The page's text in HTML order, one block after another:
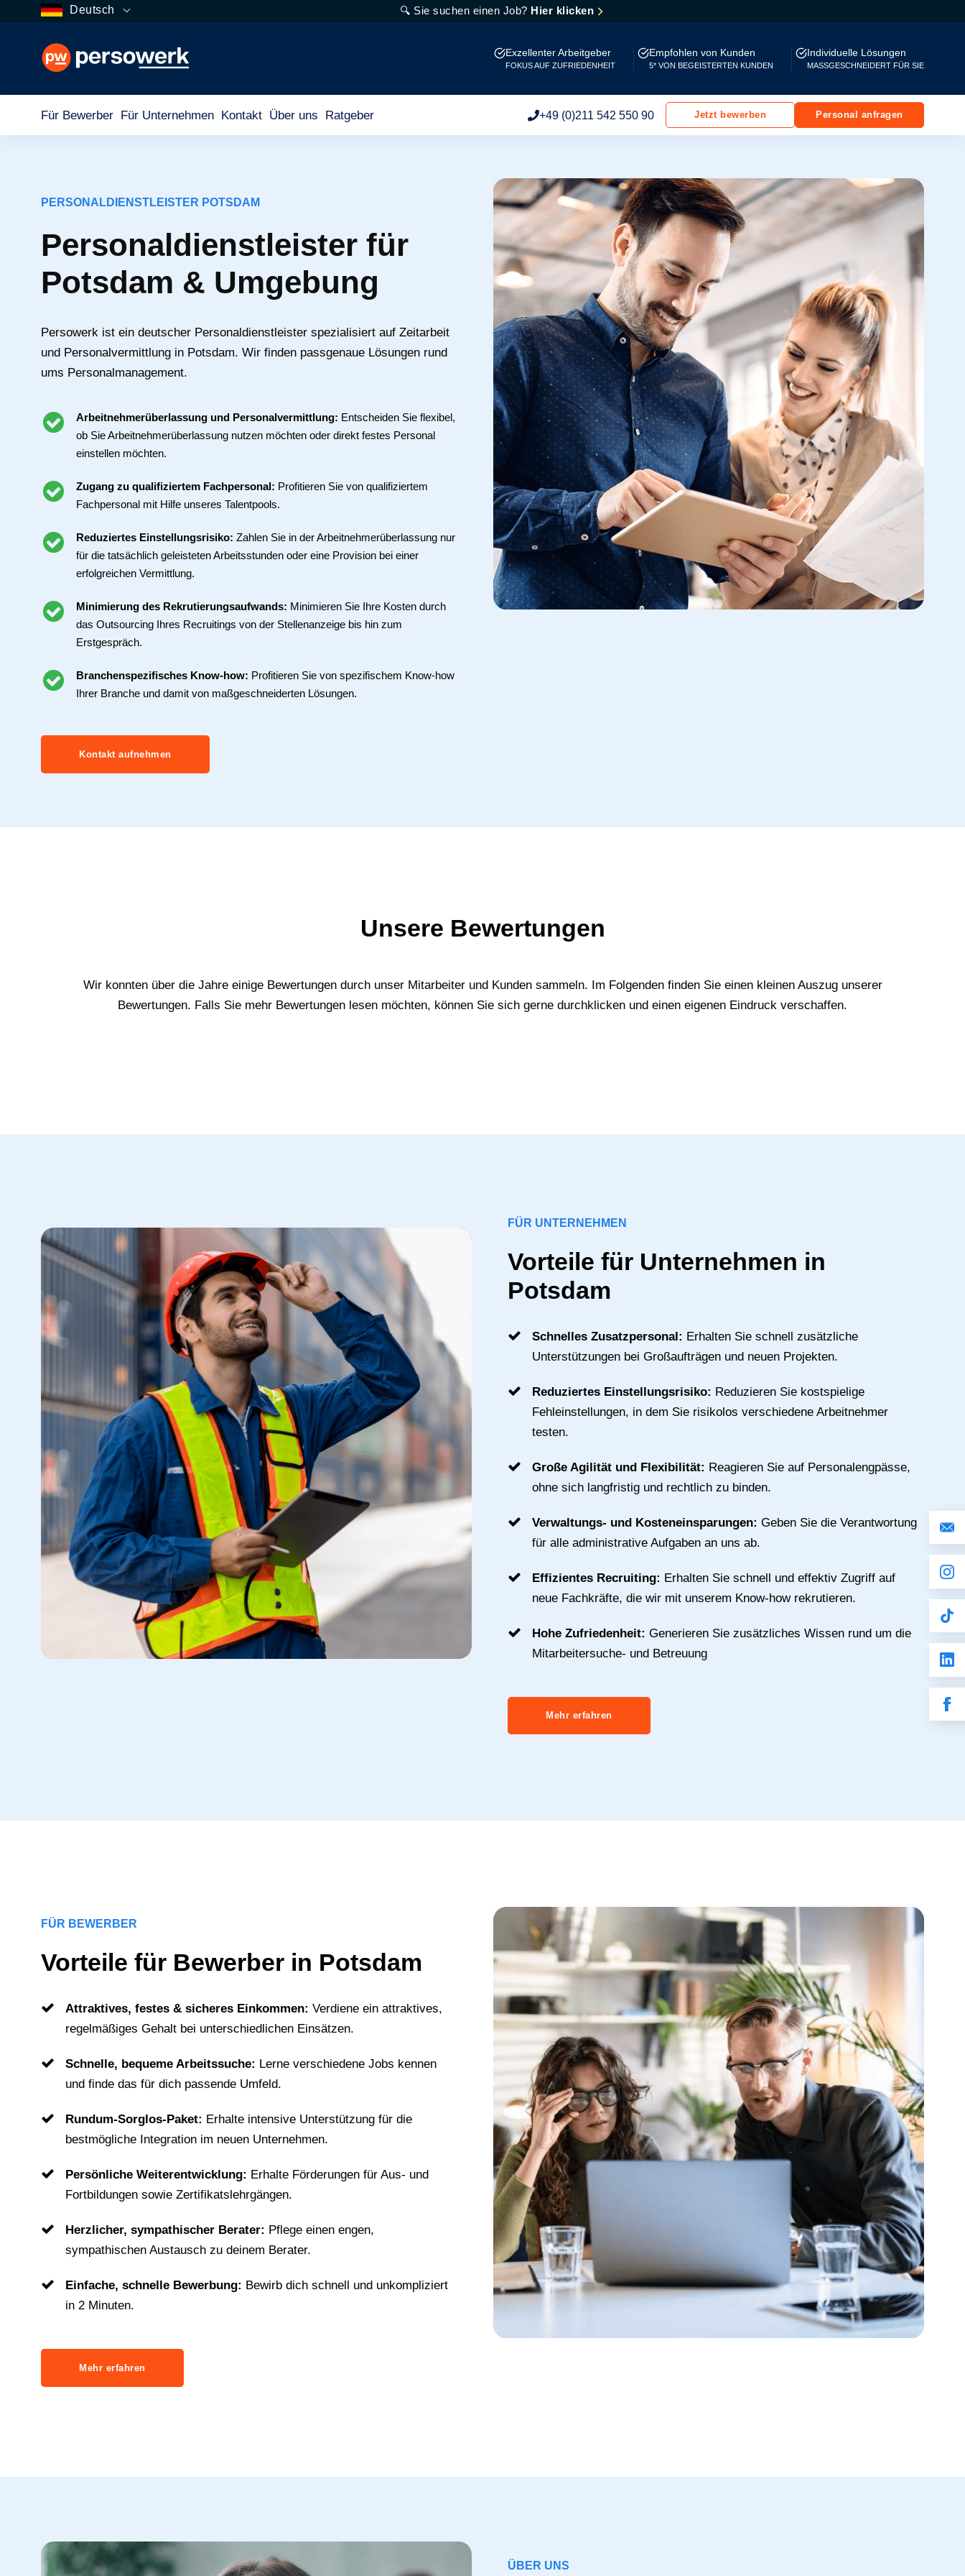
Deutsch 🔍 Sie suchen einen Job? Hier klicken
Exzellenter Arbeitgeber
FOKUS AUF ZUFRIEDENHEIT
Empfohlen von Kunden
5* VON BEGEISTERTEN KUNDEN
Individuelle Lösungen
MASSGESCHNEIDERT FÜR SIE
Für Bewerber Für Unternehmen Kontakt Über uns Ratgeber +49 (0)211 542 550 90 Jetzt bewerben Personal anfragen
PERSONALDIENSTLEISTER POTSDAM
Personaldienstleister für
Potsdam & Umgebung
Persowerk ist ein deutscher Personaldienstleister spezialisiert auf Zeitarbeit
und Personalvermittlung in Potsdam. Wir finden passgenaue Lösungen rund
ums Personalmanagement.
Arbeitnehmerüberlassung und Personalvermittlung: Entscheiden Sie flexibel,
ob Sie Arbeitnehmerüberlassung nutzen möchten oder direkt festes Personal
einstellen möchten.
Zugang zu qualifiziertem Fachpersonal: Profitieren Sie von qualifiziertem
Fachpersonal mit Hilfe unseres Talentpools.
Reduziertes Einstellungsrisiko: Zahlen Sie in der Arbeitnehmerüberlassung nur
für die tatsächlich geleisteten Arbeitsstunden oder eine Provision bei einer
erfolgreichen Vermittlung.
Minimierung des Rekrutierungsaufwands: Minimieren Sie Ihre Kosten durch
das Outsourcing Ihres Recruitings von der Stellenanzeige bis hin zum
Erstgespräch.
Branchenspezifisches Know-how: Profitieren Sie von spezifischem Know-how
Ihrer Branche und damit von maßgeschneiderten Lösungen.
Kontakt aufnehmen
Unsere Bewertungen
Wir konnten über die Jahre einige Bewertungen durch unser Mitarbeiter und Kunden sammeln. Im Folgenden finden Sie einen kleinen Auszug unserer
Bewertungen. Falls Sie mehr Bewertungen lesen möchten, können Sie sich gerne durchklicken und einen eigenen Eindruck verschaffen.
FÜR UNTERNEHMEN
Vorteile für Unternehmen in
Potsdam
Schnelles Zusatzpersonal: Erhalten Sie schnell zusätzliche
Unterstützungen bei Großaufträgen und neuen Projekten.
Reduziertes Einstellungsrisiko: Reduzieren Sie kostspielige
Fehleinstellungen, in dem Sie risikolos verschiedene Arbeitnehmer
testen.
Große Agilität und Flexibilität: Reagieren Sie auf Personalengpässe,
ohne sich langfristig und rechtlich zu binden.
Verwaltungs- und Kosteneinsparungen: Geben Sie die Verantwortung
für alle administrative Aufgaben an uns ab.
Effizientes Recruiting: Erhalten Sie schnell und effektiv Zugriff auf
neue Fachkräfte, die wir mit unserem Know-how rekrutieren.
Hohe Zufriedenheit: Generieren Sie zusätzliches Wissen rund um die
Mitarbeitersuche- und Betreuung
Mehr erfahren
FÜR BEWERBER
Vorteile für Bewerber in Potsdam
Attraktives, festes & sicheres Einkommen: Verdiene ein attraktives,
regelmäßiges Gehalt bei unterschiedlichen Einsätzen.
Schnelle, bequeme Arbeitssuche: Lerne verschiedene Jobs kennen
und finde das für dich passende Umfeld.
Rundum-Sorglos-Paket: Erhalte intensive Unterstützung für die
bestmögliche Integration im neuen Unternehmen.
Persönliche Weiterentwicklung: Erhalte Förderungen für Aus- und
Fortbildungen sowie Zertifikatslehrgängen.
Herzlicher, sympathischer Berater: Pflege einen engen,
sympathischen Austausch zu deinem Berater.
Einfache, schnelle Bewerbung: Bewirb dich schnell und unkompliziert
in 2 Minuten.
Mehr erfahren
ÜBER UNS